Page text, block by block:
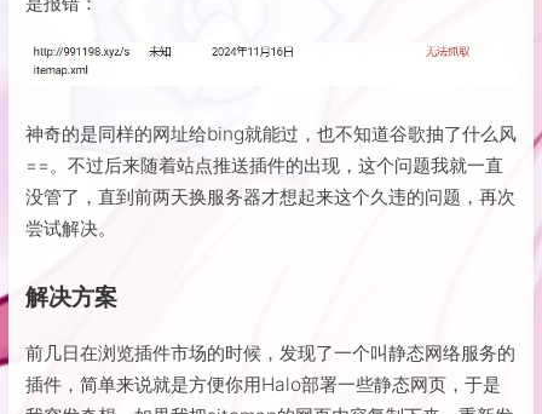
神奇的是同样的网址给bing就能过，也不知道谷歌抽了什么风
==。不过后来随着站点推送插件的出现，这个问题我就一直
没管了，直到前两天换服务器才想起来这个久违的问题，再次
尝试解决。
解决方案
前几日在浏览插件市场的时候，发现了一个叫静态网络服务的
插件，简单来说就是方便你用Halo部署一些静态网页，于是